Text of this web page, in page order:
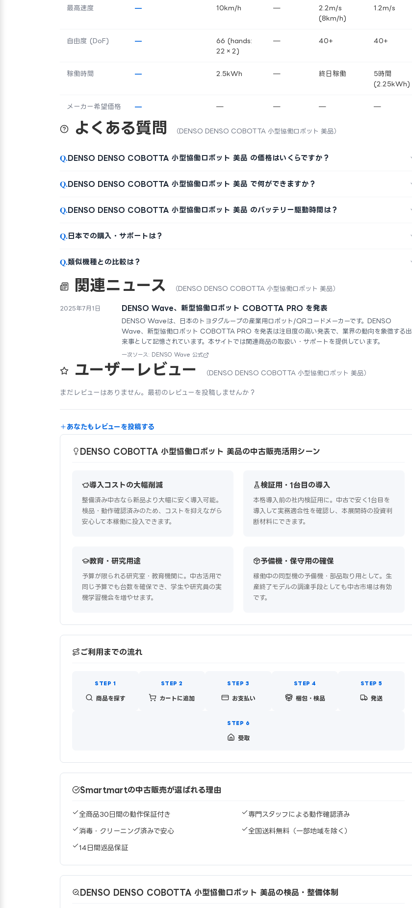
最高速度 — 10km/h —
2.2m/s
(8km/h)
1.2m/s
自由度 (DoF) —
66 (hands:
22×2)
— 40+ 40+
稼働時間 — 2.5kWh — 終日稼働
5時間
(2.25kWh)
メーカー希望価格 — — — — —
よくある質問 （DENSO DENSO COBOTTA 小型協働ロボット 美品）
Q.DENSO DENSO COBOTTA 小型協働ロボット 美品 の価格はいくらですか？
Q.DENSO DENSO COBOTTA 小型協働ロボット 美品 で何ができますか？
Q.DENSO DENSO COBOTTA 小型協働ロボット 美品 のバッテリー駆動時間は？
Q.日本での購入・サポートは？
Q.類似機種との比較は？
関連ニュース （DENSO DENSO COBOTTA 小型協働ロボット 美品）
2025年7月1日 DENSO Wave、新型協働ロボット COBOTTA PRO を発表
DENSO Waveは、日本のトヨタグループの産業用ロボット/QRコードメーカーです。DENSO
Wave、新型協働ロボット COBOTTA PRO を発表は注目度の高い発表で、業界の動向を象徴する出
来事として記憶されています。本サイトでは関連商品の取扱い・サポートを提供しています。
一次ソース: DENSO Wave 公式
ユーザーレビュー （DENSO DENSO COBOTTA 小型協働ロボット 美品）
まだレビューはありません。最初のレビューを投稿しませんか？
あなたもレビューを投稿する
DENSO COBOTTA 小型協働ロボット 美品の中古販売活用シーン
導入コストの大幅削減
整備済み中古なら新品より大幅に安く導入可能。
検品・動作確認済みのため、コストを抑えながら
安心して本稼働に投入できます。
検証用・1台目の導入
本格導入前の社内検証用に。中古で安く1台目を
導入して実務適合性を確認し、本展開時の投資判
断材料にできます。
教育・研究用途
予算が限られる研究室・教育機関に。中古活用で
同じ予算でも台数を確保でき、学生や研究員の実
機学習機会を増やせます。
予備機・保守用の確保
稼働中の同型機の予備機・部品取り用として。生
産終了モデルの調達手段としても中古市場は有効
です。
ご利用までの流れ
商品を探す カートに追加 お支払い 梱包・検品 発送
受取
Smartmartの中古販売が選ばれる理由
全商品30日間の動作保証付き 専門スタッフによる動作確認済み
消毒・クリーニング済みで安心 全国送料無料（一部地域を除く）
14日間返品保証
DENSO DENSO COBOTTA 小型協働ロボット 美品の検品・整備体制